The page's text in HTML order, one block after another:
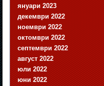
януари 2023
декември 2022
ноември 2022
октомври 2022
септември 2022
август 2022
юли 2022
юни 2022